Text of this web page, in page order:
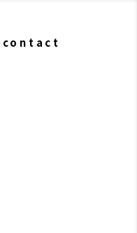
contact